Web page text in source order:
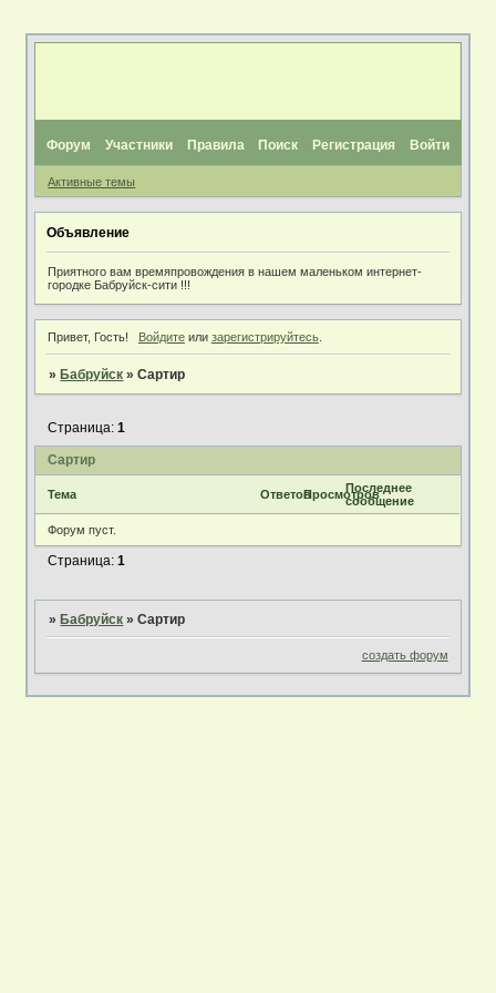
Форум Участники Правила Поиск Регистрация Войти
Активные темы
Объявление
Приятного вам времяпровождения в нашем маленьком интернет-
городке Бабруйск-сити !!!
Привет, Гость! Войдитеили зарегистрируйтесь.
»Бабруйск »Сартир
Сартир
Страница:1
Тема ОтветовПросмотровПоследнее
сообщение
Форум пуст.
Страница:1
» Бабруйск »Сартир
создать форум